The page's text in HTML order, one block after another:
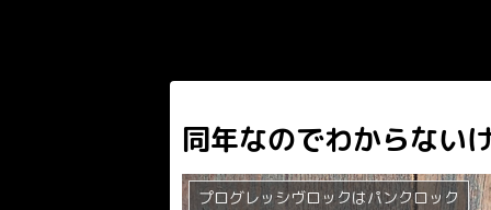
同年なのでわからない
プログレッシヴロックはパンクロック